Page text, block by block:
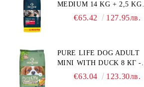
"НАМАЛЯВАНЕ НА
НАДНОРМЕНО ТЕГЛО".
MEDIUM 14 KG + 2,5 KG
ГРАТИС - ПЪЛНОЦЕННА
ВЪВ ФРАНЦИЯ.
€65.42 127.95лв.
PURE LIFE DOG ADULT
MINI WITH DUCK 8 КГ -
ПЪЛНОЦЕННА ХРАНА ЗА
€63.04 123.30лв.